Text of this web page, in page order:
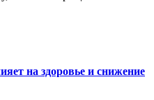
на здоровье и снижение